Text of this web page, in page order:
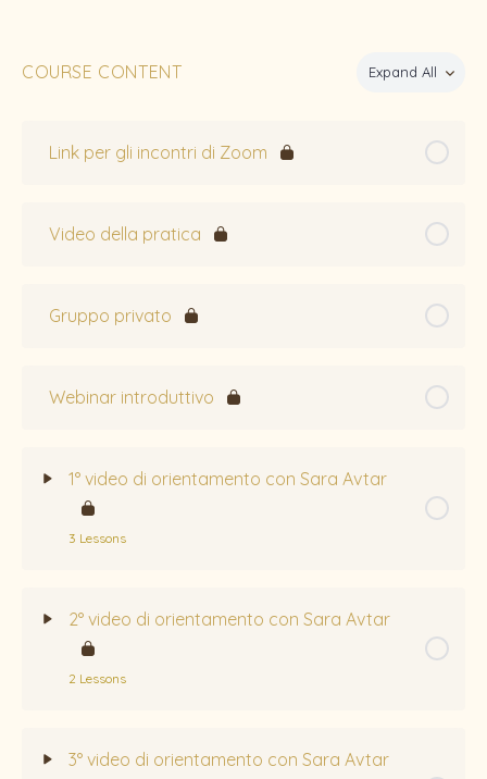
COURSE CONTENT Expand All
Link per gli incontri di Zoom
Video della pratica
Gruppo privato
Webinar introduttivo
1° video di orientamento con Sara Avtar
3 Lessons
2° video di orientamento con Sara Avtar
2 Lessons
3° video di orientamento con Sara Avtar